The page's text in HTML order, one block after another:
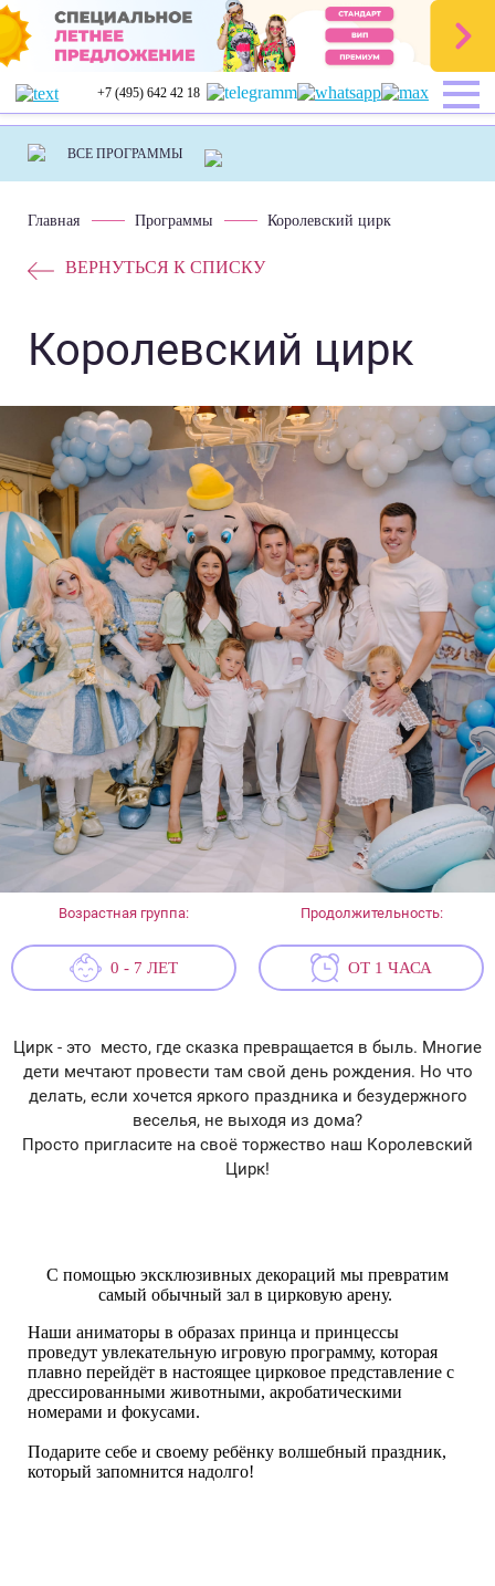
+7 (495) 642 42 18
Главная Программы Королевский цирк
ВЕРНУТЬСЯ К СПИСКУ
Королевский цирк
Цирк - это место, где сказка превращается в быль. Многие
дети мечтают провести там свой день рождения. Но что
делать, если хочется яркого праздника и безудержного
веселья, не выходя из дома?
Просто пригласите на своë торжество наш Королевский
Цирк!
Возрастная группа:
0 - 7 ЛЕТ
Продолжительность:
ОТ 1 ЧАСА
С помощью эксклюзивных декораций мы превратим
самый обычный зал в цирковую арену.
Наши аниматоры в образах принца и принцессы
проведут увлекательную игровую программу, которая
плавно перейдëт в настоящее цирковое представление с
дрессированными животными, акробатическими
номерами и фокусами.
Подарите себе и своему ребëнку волшебный праздник,
который запомнится надолго!